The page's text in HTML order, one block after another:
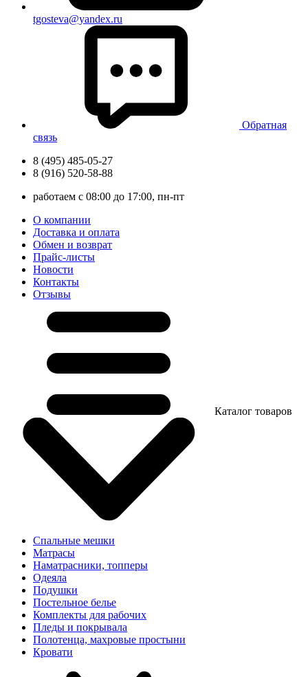
tgosteva@yandex.ru
Обратная
связь
8 (495) 485-05-27
8 (916) 520-58-88
работаем с 08:00 до 17:00, пн-пт
О компании
Доставка и оплата
Обмен и возврат
Прайс-листы
Новости
Контакты
Отзывы
Каталог товаров
Спальные мешки
Матрасы
Наматрасники, топперы
Одеяла
Подушки
Постельное белье
Комплекты для рабочих
Пледы и покрывала
Полотенца, махровые простыни
Кровати